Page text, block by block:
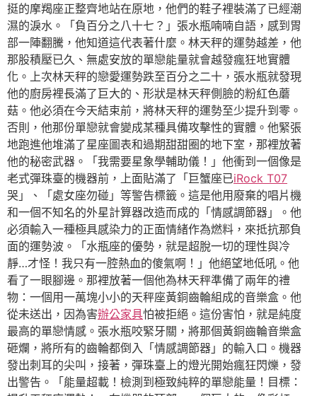
挺的摩羯座正整齊地站在原地，他們的鞋子裡裝滿了已經潮
濕的淚水。「負百分之八十七？」張水瓶喃喃自語，感到胃
部一陣翻騰，他知道這代表著什麼。林天秤的運勢越差，他
那股積壓已久、無處安放的單戀能量就會越發瘋狂地實體
化。上次林天秤的戀愛運勢跌至百分之二十，張水瓶就發現
他的廚房裡長滿了巨大的、形狀是林天秤側臉的粉紅色蘑
菇。他必須在今天結束前，將林天秤的運勢至少提升到零。
否則，他那份單戀就會變成某種具備攻擊性的實體。他緊張
地跑進他堆滿了星座圖表和過期甜甜圈的地下室，那裡放著
他的秘密武器。「我需要星象學輔助儀！」他衝到一個像是
老式彈珠臺的機器前，上面貼滿了「巨蟹座已iRock T07
哭」、「處女座勿碰」等警告標籤。這是他用廢棄的唱片機
和一個不知名的外星計算器改造而成的「情感調節器」。他
必須輸入一種極具感染力的正面情緒作為燃料，來抵抗那負
面的運勢波。「水瓶座的優勢，就是超脫一切的理性與冷
靜…才怪！我只有一腔熱血的傻氣啊！」他絕望地低吼。他
看了一眼腳邊。那裡放著一個他為林天秤準備了兩年的禮
物：一個用一萬塊小小的天秤座黃銅齒輪組成的音樂盒。他
從未送出，因為害辦公家具怕被拒絕。這份害怕，就是純度
最高的單戀情感。張水瓶咬緊牙關，將那個黃銅齒輪音樂盒
砸爛，將所有的齒輪都倒入「情感調節器」的輸入口。機器
發出刺耳的尖叫，接著，彈珠臺上的燈光開始瘋狂閃爍，發
出警告。「能量超載！檢測到極致純粹的單戀能量！目標：